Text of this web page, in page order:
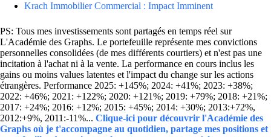
Krach Immobilier Commercial : Impact Imminent
PS: Tous mes investissements sont partagés en temps réel sur
L'Académie des Graphs. Le portefeuille représente mes convictions
personnelles consolidées (de mes différents courtiers) et n'est pas une
incitation à l'achat ni à la vente. La performance en cours inclus les
gains ou moins values latentes et l'impact du change sur les actions
étrangères. Performance 2025: +145%; 2024: +41%; 2023: +38%;
2022: +46%; 2021: +122%; 2020: +121%; 2019: +79%; 2018: +21%;
2017: +24%; 2016: +12%; 2015: +45%; 2014: +30%; 2013:+72%,
2012:+9%, 2011:-11%... Clique-ici pour découvrir l'Académie des
Graphs où je t'accompagne au quotidien, partage mes positions et